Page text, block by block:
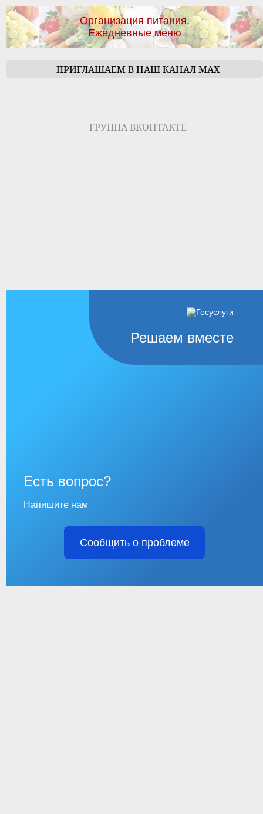
Организация питания.
Ежедневные меню
ПРИГЛАШАЕМ В НАШ КАНАЛ МАХ
ГРУППА ВКОНТАКТЕ
Решаем вместе
Есть вопрос?
Напишите нам
Сообщить о проблеме